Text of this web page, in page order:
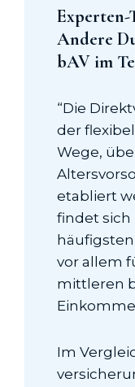
Experten-
Andere
bAV im
“Die
der
Wege,
etabliert
findet sich
vor allem
mittleren
Im